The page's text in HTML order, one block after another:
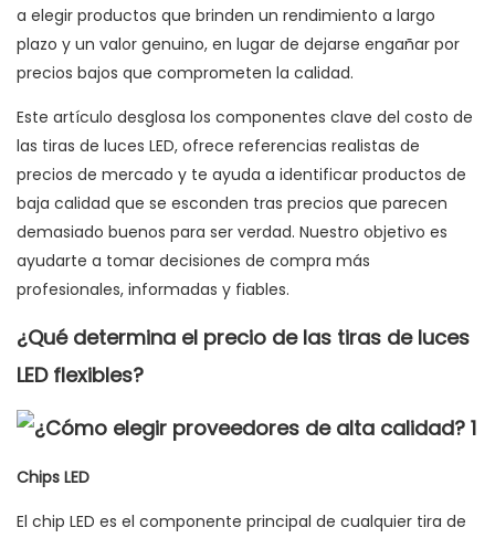
a elegir productos que brinden un rendimiento a largo
plazo y un valor genuino, en lugar de dejarse engañar por
precios bajos que comprometen la calidad.
Este artículo desglosa los componentes clave del costo de
las tiras de luces LED, ofrece referencias realistas de
precios de mercado y te ayuda a identificar productos de
baja calidad que se esconden tras precios que parecen
demasiado buenos para ser verdad. Nuestro objetivo es
ayudarte a tomar decisiones de compra más
profesionales, informadas y fiables.
¿Qué determina el precio de las tiras de luces
LED flexibles?
Chips LED
El chip LED es el componente principal de cualquier tira de